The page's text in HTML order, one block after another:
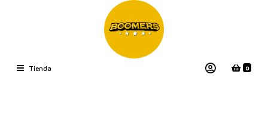
Tienda 0